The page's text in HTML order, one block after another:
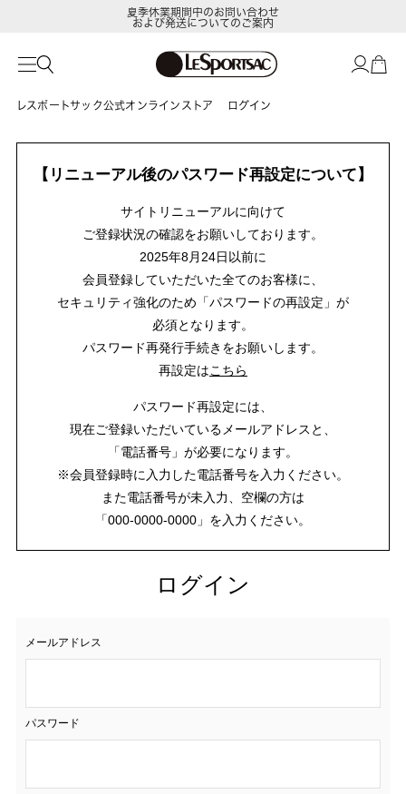
夏季休業期間中のお問い合わせ
および発送についてのご案内
レスポートサック公式オンラインストア ログイン
【リニューアル後のパスワード再設定について】
サイトリニューアルに向けて
ご登録状況の確認をお願いしております。
2025年8月24日以前に
会員登録していただいた全てのお客様に、
セキュリティ強化のため「パスワードの再設定」が
必須となります。
パスワード再発行手続きをお願いします。
再設定はこちら
パスワード再設定には、
現在ご登録いただいているメールアドレスと、
「電話番号」が必要になります。
※会員登録時に入力した電話番号を入力ください。
また電話番号が未入力、空欄の方は
「000-0000-0000」を入力ください。
ログイン
メールアドレス
パスワード